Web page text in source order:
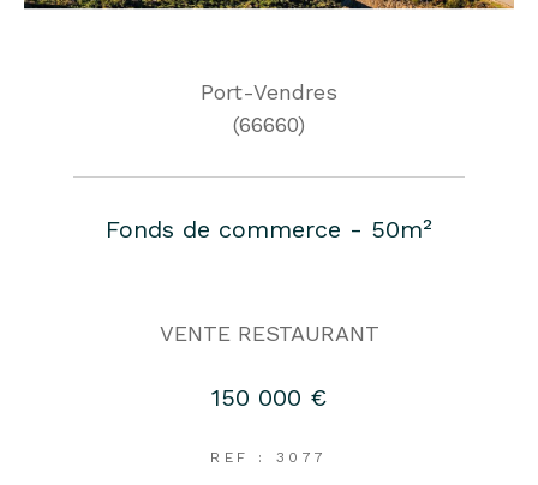
Port-Vendres
(66660)
Fonds de commerce - 50m²
VENTE RESTAURANT
150 000 €
REF : 3077